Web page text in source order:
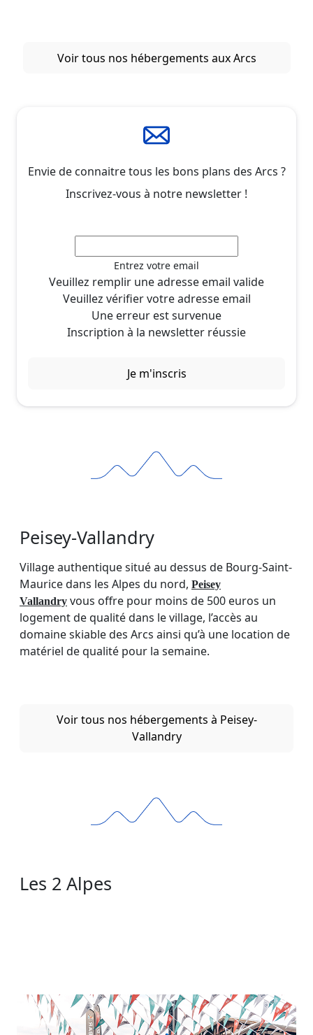
Voir tous nos hébergements aux Arcs
Envie de connaitre tous les bons plans des Arcs ?
Inscrivez-vous à notre newsletter !
Entrez votre email
Veuillez remplir une adresse email valide
Veuillez vérifier votre adresse email
Une erreur est survenue
Inscription à la newsletter réussie
Je m'inscris
Peisey-Vallandry
Village authentique situé au dessus de Bourg-Saint-
Maurice dans les Alpes du nord, Peisey
Vallandry vous offre pour moins de 500 euros un
logement de qualité dans le village, l’accès au
domaine skiable des Arcs ainsi qu’à une location de
matériel de qualité pour la semaine.
Voir tous nos hébergements à Peisey-
Vallandry
Les 2 Alpes